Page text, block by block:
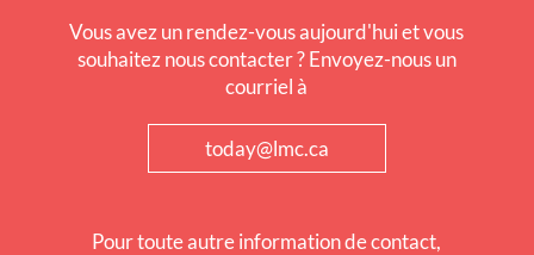
Vous avez un rendez-vous aujourd'hui et vous
souhaitez nous contacter ? Envoyez-nous un
courriel à
today@lmc.ca
Pour toute autre information de contact,